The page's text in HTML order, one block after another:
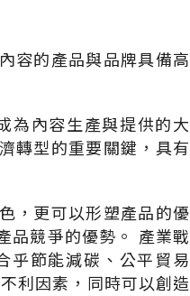
容的產品與品牌具備高
為內容生產與提供的大
轉型的重要關鍵，具有
，更可以形塑產品的優
品競爭的優勢。 產業戰
乎節能減碳、公平貿易
利因素，同時可以創造